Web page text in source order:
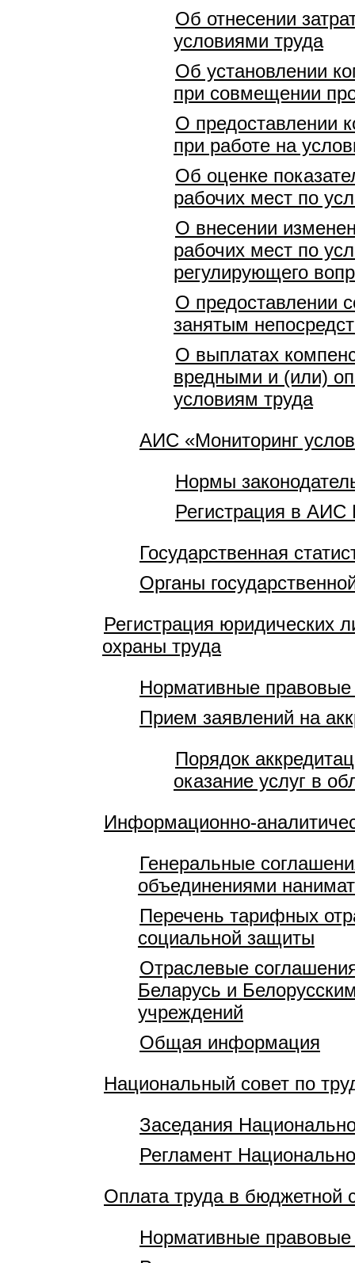
Об отнесении
условиями труда
Об установлении
при совмещении
О предоставлении
при работе на
Об оценке
рабочих мест по
О внесении
рабочих мест по
регулирующего
О предоставлении
занятым
О выплатах
вредными и (или)
условиям труда
АИС «Мониторинг
Нормы
Регистрация в АИС
Государственная
Органы
Регистрация юридических
охраны труда
Нормативные правовые
Прием заявлений на
Порядок
оказание услуг в
Информационно-
Генеральные
объединениями
Перечень тарифных
социальной защиты
Отраслевые
Беларусь и
учреждений
Общая информация
Национальный совет по
Заседания
Регламент
Оплата труда в бюджетной
Нормативные правовые